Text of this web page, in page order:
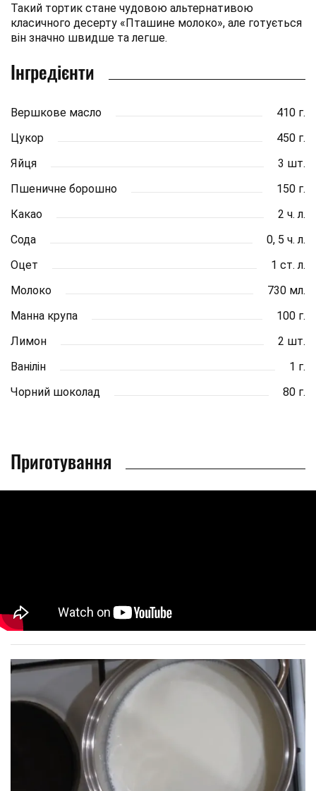
Такий тортик стане чудовою альтернативою
класичного десерту «Пташине молоко», але готується
він значно швидше та легше.
Інгредієнти
Вершкове масло
410 г.
Цукор
450 г.
Яйця
3 шт.
Пшеничне борошно
150 г.
Какао
2 ч. л.
Сода
0, 5 ч. л.
Оцет
1 ст. л.
Молоко
730 мл.
Манна крупа
100 г.
Лимон
2 шт.
Ванілін
1 г.
Чорний шоколад
80 г.
Приготування